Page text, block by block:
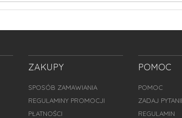
ZAKUPY
SPOSÓB ZAMAWIANIA
REGULAMINY PROMOCJI
PŁATNOŚCI
POMOC
POMOC
ZADAJ
REGULAMIN